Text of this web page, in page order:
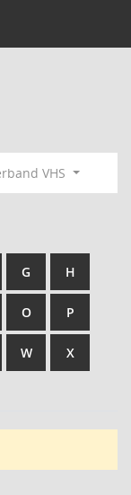
VHS
G H
O P
W X